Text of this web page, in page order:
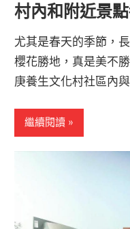
村內和附近景
尤其是春天的季節，
櫻花勝地，真是美不
庚養生文化村社區內
繼續閱讀